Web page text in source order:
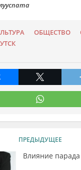
ОБЩЕСТВО
ПРЕДЫДУЩЕЕ
Влияние